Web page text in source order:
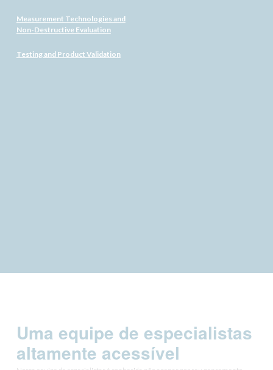
Measurement Technologies and
Non-Destructive Evaluation
Testing and Product Validation
Uma equipe de especialistas
altamente acessível